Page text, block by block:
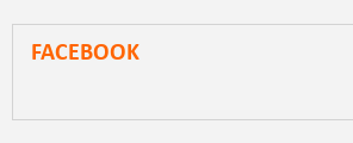
FACEBOOK